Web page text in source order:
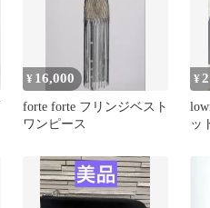
¥ 16,000
forte forte フリンジベスト
ワンピース
¥
ッ